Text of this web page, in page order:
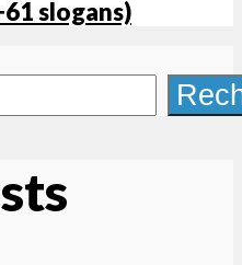
slogans)